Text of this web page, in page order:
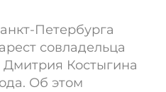
Петербурга
совладельца
Костыгина
Об этом